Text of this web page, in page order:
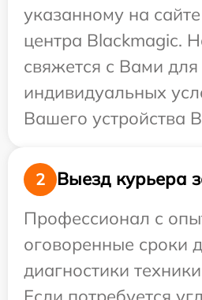
указанному на
центра Blackmagic.
свяжется с Вами для
индивидуальных
Вашего устройства
2
Выезд курьера
Профессионал с
оговоренные сроки
диагностики